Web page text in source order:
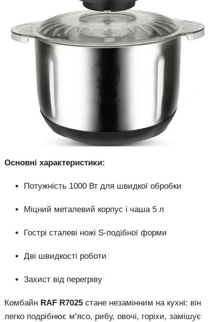
Основні характеристики:
Потужність 1000 Вт для швидкої обробки
Міцний металевий корпус і чаша 5 л
Гострі сталеві ножі S-подібної форми
Дві швидкості роботи
Захист від перегріву
Комбайн RAF R7025 стане незамінним на кухні: він
легко подрібнює м’ясо, рибу, овочі, горіхи, замішує